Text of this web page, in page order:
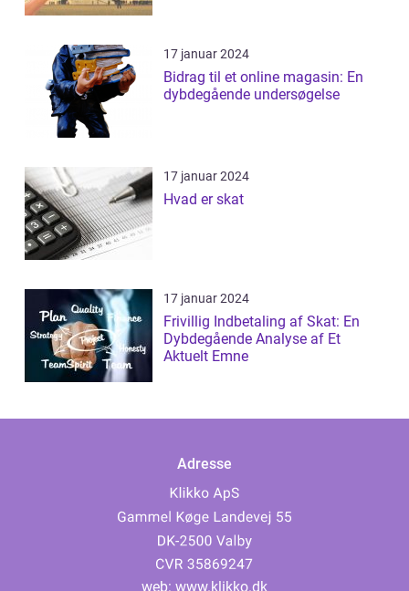
17 januar 2024
Bidrag til et online magasin: En
dybdegående undersøgelse
17 januar 2024
Hvad er skat
17 januar 2024
Frivillig Indbetaling af Skat: En
Dybdegående Analyse af Et
Aktuelt Emne
Adresse
web: www.klikko.dk